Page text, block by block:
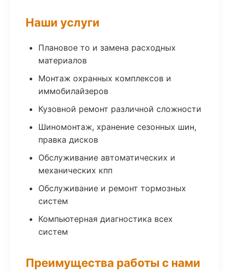
Наши услуги
Плановое то и замена расходных
материалов
Монтаж охранных комплексов и
иммобилайзеров
Кузовной ремонт различной сложности
Шиномонтаж, хранение сезонных шин,
правка дисков
Обслуживание автоматических и
механических кпп
Обслуживание и ремонт тормозных
систем
Компьютерная диагностика всех
систем
Преимущества работы с нами